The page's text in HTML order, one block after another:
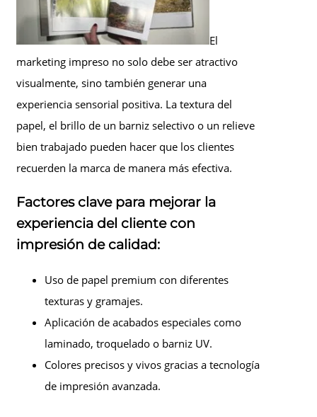
El
marketing impreso no solo debe ser atractivo
visualmente, sino también generar una
experiencia sensorial positiva. La textura del
papel, el brillo de un barniz selectivo o un relieve
bien trabajado pueden hacer que los clientes
recuerden la marca de manera más efectiva.
Factores clave para mejorar la
experiencia del cliente con
impresión de calidad:
Uso de papel premium con diferentes
texturas y gramajes.
Aplicación de acabados especiales como
laminado, troquelado o barniz UV.
Colores precisos y vivos gracias a tecnología
de impresión avanzada.